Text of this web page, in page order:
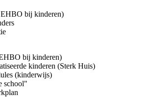
bij kinderen)
bij kinderen)
kinderen (Sterk Huis)
(kinderwijs)
school"